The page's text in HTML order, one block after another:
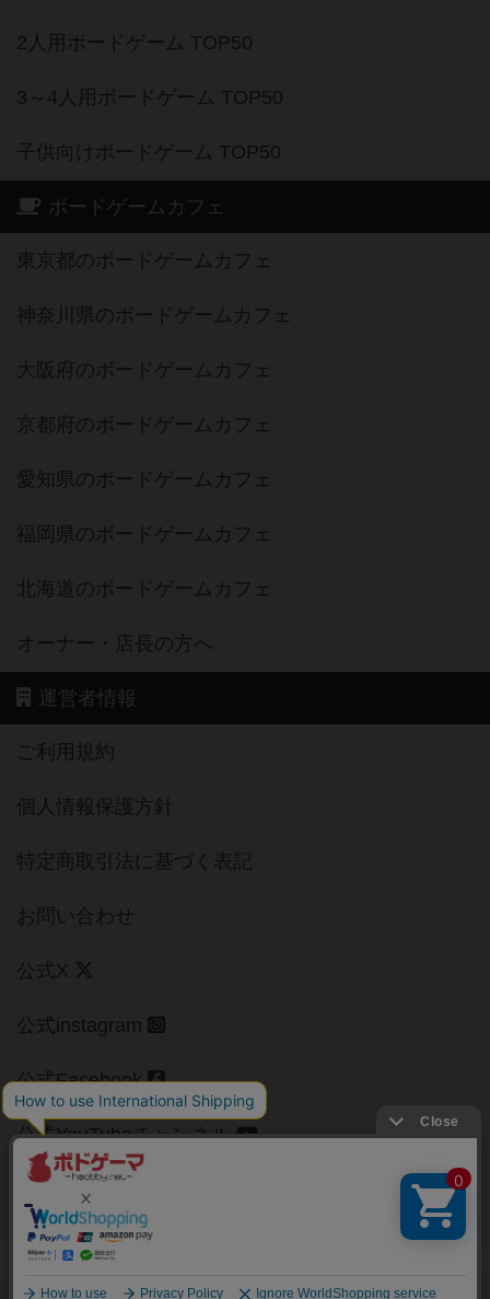
2人用ボードゲーム TOP50
3～4人用ボードゲーム TOP50
子供向けボードゲーム TOP50
ボードゲームカフェ
東京都のボードゲームカフェ
神奈川県のボードゲームカフェ
大阪府のボードゲームカフェ
京都府のボードゲームカフェ
愛知県のボードゲームカフェ
福岡県のボードゲームカフェ
北海道のボードゲームカフェ
オーナー・店長の方へ
運営者情報
ご利用規約
個人情報保護方針
特定商取引法に基づく表記
お問い合わせ
公式X
公式instagram
公式Facebook
公式YouTubeチャンネル